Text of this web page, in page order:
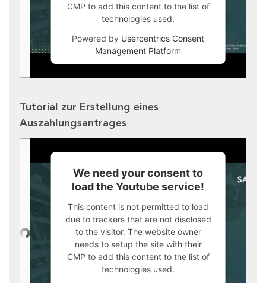
CMP to add this content to the list of
technologies used.
Powered by Usercentrics Consent
Management Platform
Tutorial zur Erstellung eines
Auszahlungsantrages
We need your consent to
load the Youtube service!
This content is not permitted to load
due to trackers that are not disclosed
to the visitor. The website owner
needs to setup the site with their
CMP to add this content to the list of
technologies used.